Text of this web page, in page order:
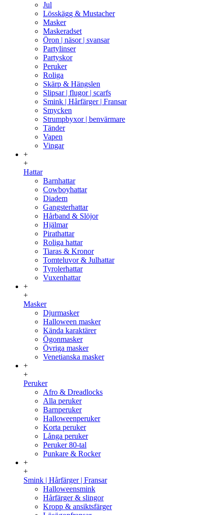
Jul
Lösskägg & Mustacher
Masker
Maskeradset
Öron | näsor | svansar
Partylinser
Partyskor
Peruker
Roliga
Skärp & Hängslen
Slipsar | flugor | scarfs
Smink | Hårfärger | Fransar
Smycken
Strumpbyxor | benvärmare
Tänder
Vapen
Vingar
+
+
Hattar
Barnhattar
Cowboyhattar
Diadem
Gangsterhattar
Hårband & Slöjor
Hjälmar
Pirathattar
Roliga hattar
Tiaras & Kronor
Tomteluvor & Julhattar
Tyrolerhattar
Vuxenhattar
+
+
Masker
Djurmasker
Halloween masker
Kända karaktärer
Ögonmasker
Övriga masker
Venetianska masker
+
+
Peruker
Afro & Dreadlocks
Alla peruker
Barnperuker
Halloweenperuker
Korta peruker
Långa peruker
Peruker 80-tal
Punkare & Rocker
+
+
Smink | Hårfärger | Fransar
Halloweensmink
Hårfärger & slingor
Kropp & ansiktsfärger